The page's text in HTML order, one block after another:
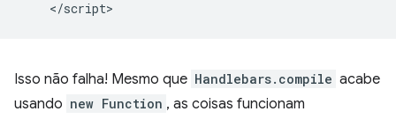
Isso não falha! Mesmo que Handlebars.compile acabe
usando new Function , as coisas funcionam